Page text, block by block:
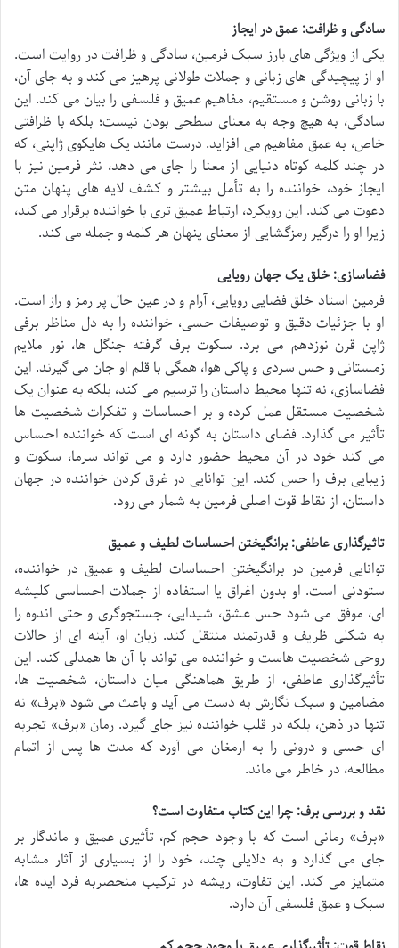
سادگی و ظرافت: عمق در ایجاز
یکی از ویژگی های بارز سبک فرمین، سادگی و ظرافت در روایت است.
او از پیچیدگی های زبانی و جملات طولانی پرهیز می کند و به جای آن،
با زبانی روشن و مستقیم، مفاهیم عمیق و فلسفی را بیان می کند. این
سادگی، به هیچ وجه به معنای سطحی بودن نیست؛ بلکه با ظرافتی
خاص، به عمق مفاهیم می افزاید. درست مانند یک هایکوی ژاپنی، که
در چند کلمه کوتاه دنیایی از معنا را جای می دهد، نثر فرمین نیز با
ایجاز خود، خواننده را به تأمل بیشتر و کشف لایه های پنهان متن
دعوت می کند. این رویکرد، ارتباط عمیق تری با خواننده برقرار می کند،
زیرا او را درگیر رمزگشایی از معنای پنهان هر کلمه و جمله می کند.
فضاسازی: خلق یک جهان رویایی
فرمین استاد خلق فضایی رویایی، آرام و در عین حال پر رمز و راز است.
او با جزئیات دقیق و توصیفات حسی، خواننده را به دل مناظر برفی
ژاپن قرن نوزدهم می برد. سکوت برف گرفته جنگل ها، نور ملایم
زمستانی و حس سردی و پاکی هوا، همگی با قلم او جان می گیرند. این
فضاسازی، نه تنها محیط داستان را ترسیم می کند، بلکه به عنوان یک
شخصیت مستقل عمل کرده و بر احساسات و تفکرات شخصیت ها
تأثیر می گذارد. فضای داستان به گونه ای است که خواننده احساس
می کند خود در آن محیط حضور دارد و می تواند سرما، سکوت و
زیبایی برف را حس کند. این توانایی در غرق کردن خواننده در جهان
داستان، از نقاط قوت اصلی فرمین به شمار می رود.
تاثیرگذاری عاطفی: برانگیختن احساسات لطیف و عمیق
توانایی فرمین در برانگیختن احساسات لطیف و عمیق در خواننده،
ستودنی است. او بدون اغراق یا استفاده از جملات احساسی کلیشه
ای، موفق می شود حس عشق، شیدایی، جستجوگری و حتی اندوه را
به شکلی ظریف و قدرتمند منتقل کند. زبان او، آینه ای از حالات
روحی شخصیت هاست و خواننده می تواند با آن ها همدلی کند. این
تأثیرگذاری عاطفی، از طریق هماهنگی میان داستان، شخصیت ها،
مضامین و سبک نگارش به دست می آید و باعث می شود «برف» نه
تنها در ذهن، بلکه در قلب خواننده نیز جای گیرد. رمان «برف» تجربه
ای حسی و درونی را به ارمغان می آورد که مدت ها پس از اتمام
مطالعه، در خاطر می ماند.
نقد و بررسی برف: چرا این کتاب متفاوت است؟
«برف» رمانی است که با وجود حجم کم، تأثیری عمیق و ماندگار بر
جای می گذارد و به دلایلی چند، خود را از بسیاری از آثار مشابه
متمایز می کند. این تفاوت، ریشه در ترکیب منحصربه فرد ایده ها،
سبک و عمق فلسفی آن دارد.